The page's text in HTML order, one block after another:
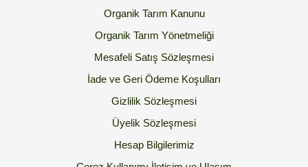
Organik Tarım Kanunu
Organik Tarım Yönetmeliği
Mesafeli Satış Sözleşmesi
İade ve Geri Ödeme Koşulları
Gizlilik Sözleşmesi
Üyelik Sözleşmesi
Hesap Bilgilerimiz